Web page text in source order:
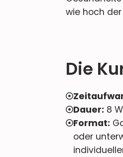
wie hoch
Die
Dauer: 8
Format:
oder